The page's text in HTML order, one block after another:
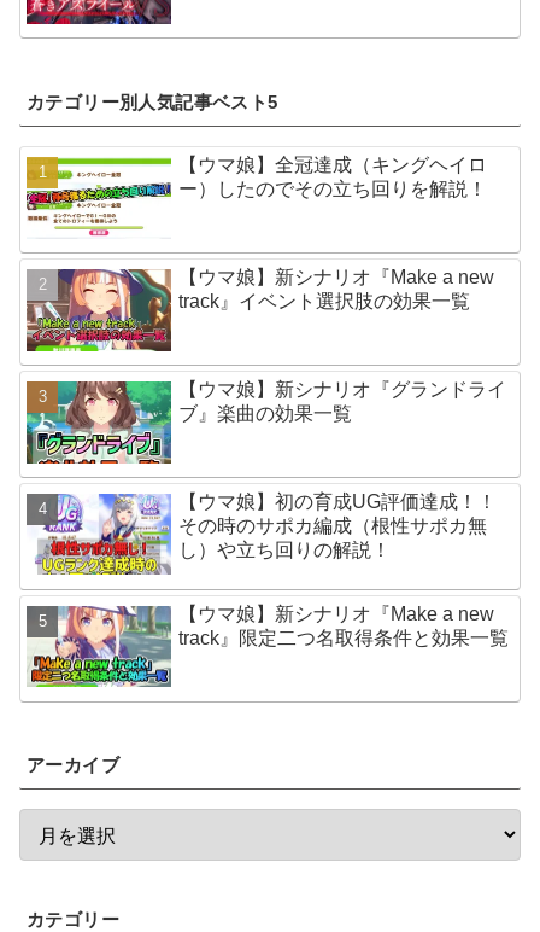
カテゴリー別人気記事ベスト5
【ウマ娘】全冠達成（キングヘイロ
ー）したのでその立ち回りを解説！
【ウマ娘】新シナリオ『Make a new
track』イベント選択肢の効果一覧
【ウマ娘】新シナリオ『グランドライ
ブ』楽曲の効果一覧
【ウマ娘】初の育成UG評価達成！！
その時のサポカ編成（根性サポカ無
し）や立ち回りの解説！
【ウマ娘】新シナリオ『Make a new
track』限定二つ名取得条件と効果一覧
アーカイブ
カテゴリー